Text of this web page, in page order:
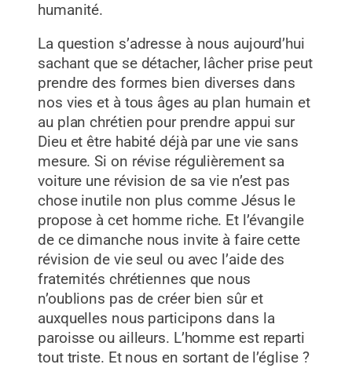
humanité.
La question s’adresse à nous aujourd’hui
sachant que se détacher, lâcher prise peut
prendre des formes bien diverses dans
nos vies et à tous âges au plan humain et
au plan chrétien pour prendre appui sur
Dieu et être habité déjà par une vie sans
mesure. Si on révise régulièrement sa
voiture une révision de sa vie n’est pas
chose inutile non plus comme Jésus le
propose à cet homme riche. Et l’évangile
de ce dimanche nous invite à faire cette
révision de vie seul ou avec l’aide des
fraternités chrétiennes que nous
n’oublions pas de créer bien sûr et
auxquelles nous participons dans la
paroisse ou ailleurs. L’homme est reparti
tout triste. Et nous en sortant de l’église ?